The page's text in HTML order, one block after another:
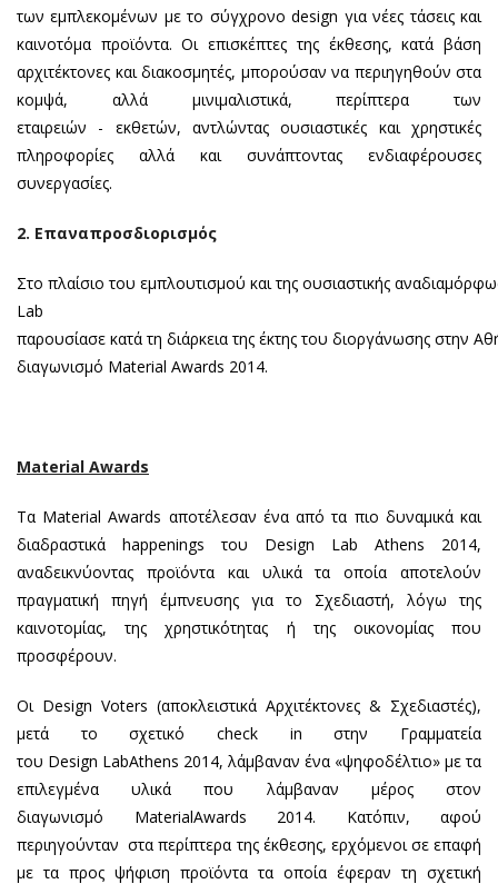
των εμπλεκομένων με το σύγχρονο design για νέες τάσεις και
καινοτόμα προϊόντα. Οι επισκέπτες της έκθεσης, κατά βάση
αρχιτέκτονες και διακοσμητές, μπορούσαν να περιηγηθούν στα
κομψά, αλλά μινιμαλιστικά, περίπτερα των
εταιρειών - εκθετών, αντλώντας ουσιαστικές και χρηστικές
πληροφορίες αλλά και συνάπτοντας ενδιαφέρουσες
συνεργασίες.
2. Επαναπροσδιορισμός
Στο πλαίσιο του εμπλουτισμού και της ουσιαστικής
Lab
παρουσίασε κατά τη διάρκεια της έκτης του διοργάνωσης στην
διαγωνισμό Material Awards 2014.
Material Awards
Τα MaterialAwards αποτέλεσαν ένα από τα πιο δυναμικά και
διαδραστικά happenings του Design Lab Athens 2014,
αναδεικνύοντας προϊόντα και υλικά τα οποία αποτελούν
πραγματική πηγή έμπνευσης για το Σχεδιαστή, λόγω της
καινοτομίας, της χρηστικότητας ή της οικονομίας που
προσφέρουν.
Οι Design Voters (αποκλειστικά Αρχιτέκτονες & Σχεδιαστές),
μετά το σχετικό check in στην Γραμματεία
του Design LabAthens 2014, λάμβαναν ένα «ψηφοδέλτιο» με τα
επιλεγμένα υλικά που λάμβαναν μέρος στον
διαγωνισμό MaterialAwards 2014. Κατόπιν, αφού
περιηγούνταν στα περίπτερα της έκθεσης, ερχόμενοι σε επαφή
με τα προς ψήφιση προϊόντα τα οποία έφεραν τη σχετική